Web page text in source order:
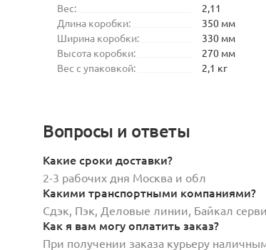
Вес:
2,11
Длина коробки:
350 мм
Ширина коробки:
330 мм
Высота коробки:
270 мм
Вес с упаковкой:
2,1 кг
Вопросы и ответы
Какие сроки доставки?
2-3 рабочих дня Москва и обл
Какими транспортными компаниями?
Сдэк, Пэк, Деловые линии, Байкал
Как я вам могу оплатить заказ?
При получении заказа курьеру